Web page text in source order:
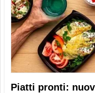
Piatti pronti: